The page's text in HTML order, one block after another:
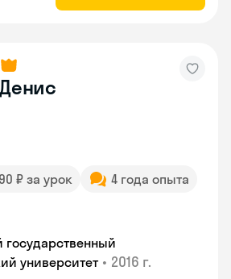
Денис
₽ за урок
4 года опыта
государственный
университет • 2016 г.